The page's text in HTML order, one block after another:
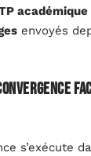
envoyés
s’exécute